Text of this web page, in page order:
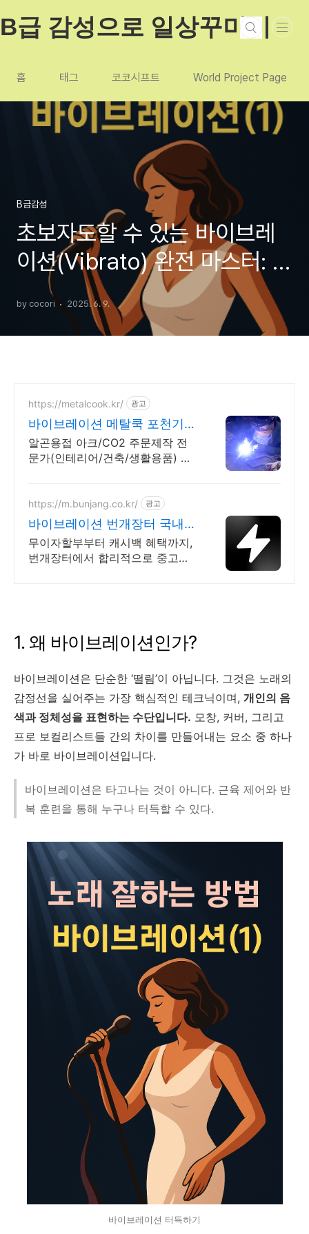
B급 감성으로 일상꾸미기
홈 태그 코코시프트 World Project Page
B급감성
초보자도할 수 있는 바이브레
이션(Vibrato) 완전 마스터: 실
전 터득 가이드
by cocori 2025. 6. 9.
https://metalcook.kr/ 광고
바이브레이션 메탈쿡 포천기반
전국까지 용접제작중
알곤용접 아크/CO2 주문제작 전
문가(인테리어/건축/생활용품) 견
까지 원스톱 맞춤 제작 가능합니
다.
https://m.bunjang.co.kr/ 광고
바이브레이션 번개장터 국내
최대 브랜드 중고거래
무이자할부부터 캐시백 혜택까지,
번개장터에서 합리적으로 중고거
1. 왜 바이브레이션인가?
바이브레이션은 단순한 ‘떨림’이 아닙니다. 그것은 노래의
감정선을 실어주는 가장 핵심적인 테크닉이며, 개인의 음
색과 정체성을 표현하는 수단입니다. 모창, 커버, 그리고
프로 보컬리스트들 간의 차이를 만들어내는 요소 중 하나
가 바로 바이브레이션입니다.
바이브레이션은 타고나는 것이 아니다. 근육 제어와 반
복 훈련을 통해 누구나 터득할 수 있다.
바이브레이션 터득하기